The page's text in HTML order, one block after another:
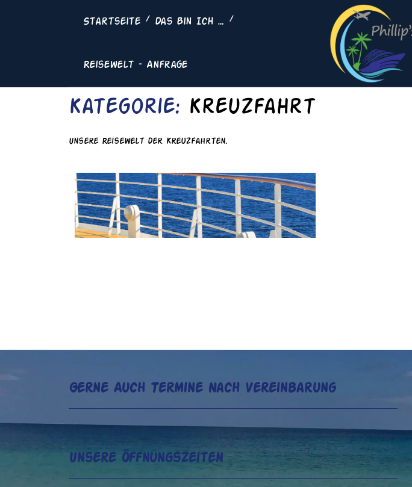
Startseite Das Bin Ich …
Reisewelt – Anfrage
Kategorie: Kreuzfahrt
Unsere Reisewelt der Kreuzfahrten.
Gerne Auch Termine Nach Vereinbarung
Unsere Öffnungszeiten